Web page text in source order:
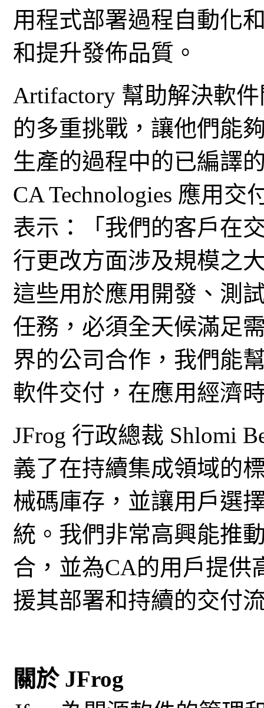
用程式部署過程自動化
和提升發佈品質。
Artifactory 幫助解決軟
的多重挑戰，讓他們能
生產的過程中的已編譯
CA Technologies 應用交
表示：「我們的客戶在
行更改方面涉及規模之
這些用於應用開發、測
任務，必須全天候滿足
界的公司合作，我們能
軟件交付，在應用經濟
JFrog 行政總裁 Shlomi
義了在持續集成領域的
械碼庫存，並讓用戶選
統。我們非常高興能推
合，並為CA的用戶提供
援其部署和持續的交付
關於 JFrog